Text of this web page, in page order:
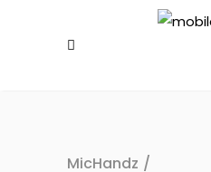
MicHandz /